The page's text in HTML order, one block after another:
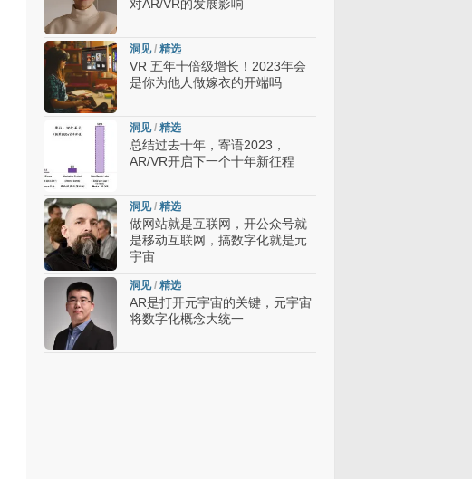
对AR/VR的发展影响
洞见/ 精选
VR 五年十倍级增长！2023年会
是你为他人做嫁衣的开端吗
洞见/ 精选
总结过去十年，寄语2023，
AR/VR开启下一个十年新征程
洞见/ 精选
做网站就是互联网，开公众号就
是移动互联网，搞数字化就是元
宇宙
洞见/ 精选
AR是打开元宇宙的关键，元宇宙
将数字化概念大统一